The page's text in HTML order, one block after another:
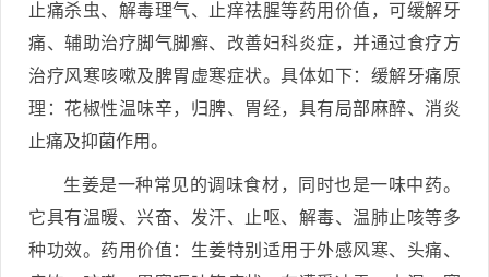
止痛杀虫、解毒理气、止痒祛腥等药用价值，可缓解牙
痛、辅助治疗脚气脚癣、改善妇科炎症，并通过食疗方
治疗风寒咳嗽及脾胃虚寒症状。具体如下：缓解牙痛原
理：花椒性温味辛，归脾、胃经，具有局部麻醉、消炎
止痛及抑菌作用。
生姜是一种常见的调味食材，同时也是一味中药。
它具有温暖、兴奋、发汗、止呕、解毒、温肺止咳等多
种功效。药用价值：生姜特别适用于外感风寒、头痛、